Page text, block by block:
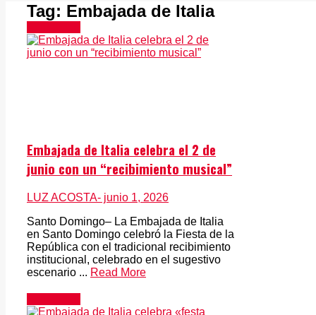
Tag: Embajada de Italia
Embajada de Italia celebra el 2 de
junio con un “recibimiento musical”
LUZ ACOSTA- junio 1, 2026
Santo Domingo– La Embajada de Italia
en Santo Domingo celebró la Fiesta de la
República con el tradicional recibimiento
institucional, celebrado en el sugestivo
escenario ... Read More